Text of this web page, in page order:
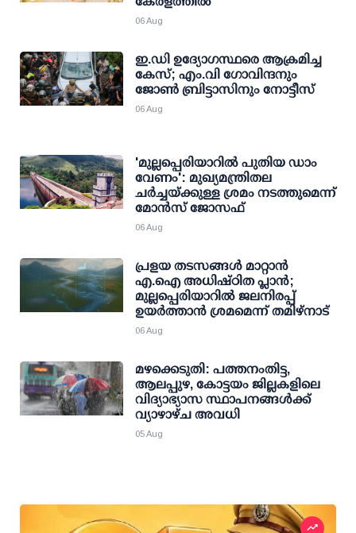
06 Aug
ഇ.ഡി ഉദ്യോഗസ്ഥരെ ആക്രമിച്ച
കേസ്; എം.വി ഗോവിന്ദനും
ജോണ്‍ ബ്രിട്ടാസിനും നോട്ടീസ്
06 Aug
'മുല്ലപ്പെരിയാറില്‍ പുതിയ ഡാം
വേണം': മുഖ്യമന്ത്രിതല
ചര്‍ച്ചയ്ക്കുള്ള ശ്രമം നടത്തുമെന്ന്
മോന്‍സ് ജോസഫ്
06 Aug
പ്രളയ തടസങ്ങള്‍ മാറ്റാന്‍
എ.ഐ അധിഷ്ഠിത പ്ലാന്‍;
മുല്ലപ്പെരിയാറില്‍ ജലനിരപ്പ്
ഉയര്‍ത്താന്‍ ശ്രമമെന്ന് തമിഴ്നാട്
06 Aug
മഴക്കെടുതി: പത്തനംതിട്ട,
ആലപ്പുഴ, കോട്ടയം ജില്ലകളിലെ
വിദ്യാഭ്യാസ സ്ഥാപനങ്ങള്‍ക്ക്
വ്യാഴാഴ്ച അവധി
05 Aug